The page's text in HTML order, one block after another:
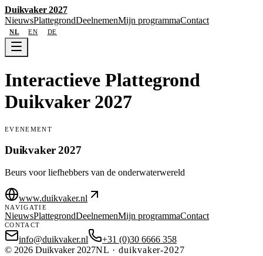
Duikvaker 2027
NieuwsPlattegrondDeelnemenMijn programmaContact
NL EN DE
Interactieve Plattegrond
Duikvaker 2027
EVENEMENT
Duikvaker 2027
Beurs voor liefhebbers van de onderwaterwereld
www.duikvaker.nl
NAVIGATIE
NieuwsPlattegrondDeelnemenMijn programmaContact
CONTACT
info@duikvaker.nl
+31 (0)30 6666 358
© 2026 Duikvaker 2027NL · duikvaker-2027